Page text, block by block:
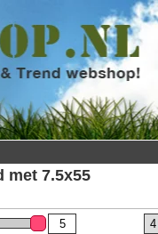
met 7.5x55